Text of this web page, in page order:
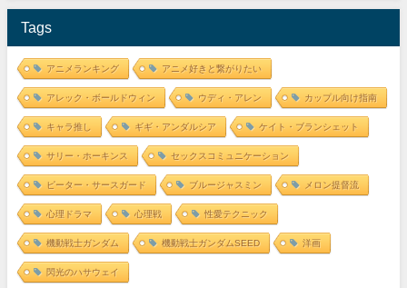
Tags
アニメランキング アニメ好きと繋がりたい
アレック・ボールドウィン ウディ・アレン カップル向け指南
キャラ推し ギギ・アンダルシア ケイト・ブランシェット
サリー・ホーキンス セックスコミュニケーション
ピーター・サースガード ブルージャスミン メロン提督流
心理ドラマ 心理戦 性愛テクニック
機動戦士ガンダム 機動戦士ガンダムSEED 洋画
閃光のハサウェイ